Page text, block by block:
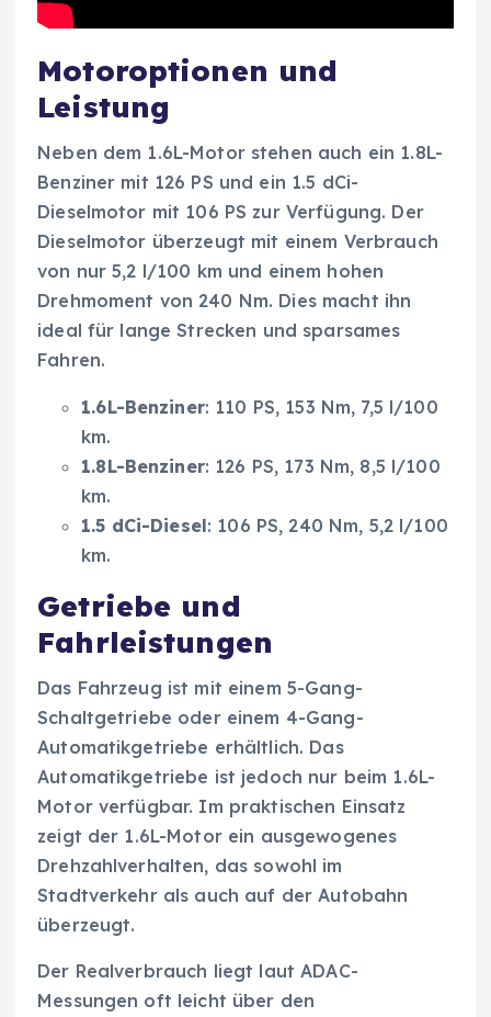
Motoroptionen und
Leistung
Neben dem 1.6L-Motor stehen auch ein 1.8L-
Benziner mit 126 PS und ein 1.5 dCi-
Dieselmotor mit 106 PS zur Verfügung. Der
Dieselmotor überzeugt mit einem Verbrauch
von nur 5,2 l/100 km und einem hohen
Drehmoment von 240 Nm. Dies macht ihn
ideal für lange Strecken und sparsames
Fahren.
1.6L-Benziner: 110 PS, 153 Nm, 7,5 l/100
km.
1.8L-Benziner: 126 PS, 173 Nm, 8,5 l/100
km.
1.5 dCi-Diesel: 106 PS, 240 Nm, 5,2 l/100
km.
Getriebe und
Fahrleistungen
Das Fahrzeug ist mit einem 5-Gang-
Schaltgetriebe oder einem 4-Gang-
Automatikgetriebe erhältlich. Das
Automatikgetriebe ist jedoch nur beim 1.6L-
Motor verfügbar. Im praktischen Einsatz
zeigt der 1.6L-Motor ein ausgewogenes
Drehzahlverhalten, das sowohl im
Stadtverkehr als auch auf der Autobahn
überzeugt.
Der Realverbrauch liegt laut ADAC-
Messungen oft leicht über den